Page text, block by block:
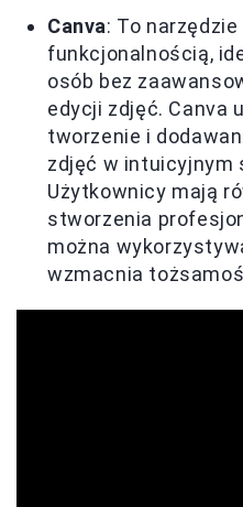
Canva: To
funkcjonalnością,
osób bez
edycji zdjęć. Canva
tworzenie i
zdjęć w intuicyjnym
Użytkownicy mają
stworzenia
można
wzmacnia